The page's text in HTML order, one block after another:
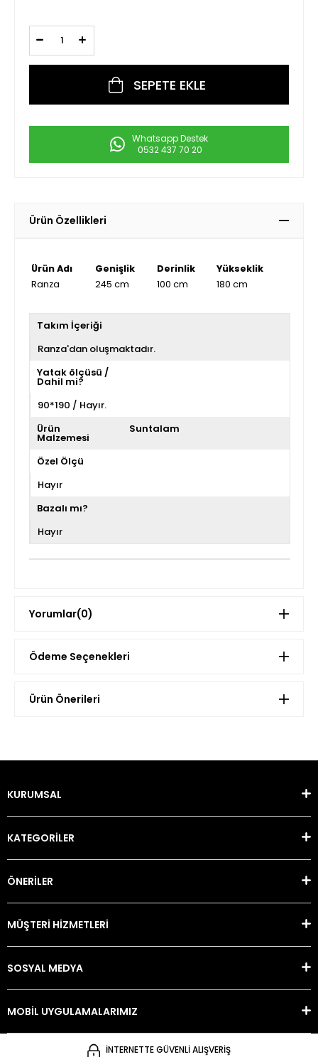
Whatsapp Destek
0532 437 70 20
Ürün Özellikleri
Ürün Adı Genişlik Derinlik
Yükseklik
Ranza
245 cm 100 cm 180 cm
Takım İçeriği
Ranza'dan oluşmaktadır.
Yatak ölçüsü /
Dahil mi?
90*190 / Hayır.
Ürün
Malzemesi
Suntalam
Özel Ölçü
Hayır
Bazalı mı?
Hayır
Yorumlar(0)
Ödeme Seçenekleri
Ürün Önerileri
KURUMSAL
KATEGORİLER
ÖNERİLER
MÜŞTERİ HİZMETLERİ
SOSYAL MEDYA
MOBİL UYGULAMALARIMIZ
İNTERNETTE GÜVENLİ ALIŞVERİŞ